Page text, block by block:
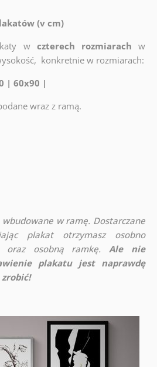
(v cm)
w czterech rozmiarach
w
konkretnie w rozmiarach:
| 60x90 |
wraz z ramą.
w ramę. Dostarczane
plakat otrzymasz osobno
oraz osobną ramkę.
Ale nie
plakatu jest naprawdę
zrobić!